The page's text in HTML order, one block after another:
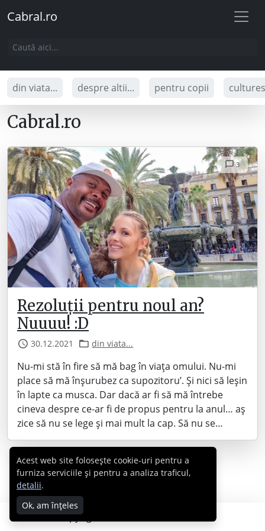
Cabral.ro
din viata... despre altii... pentru copii
Cabral.ro
3
Rezoluții pentru noul an?
Nuuuu! :D
30.12.2021 din viata...
Nu-mi stă în fire să mă bag în viața omului. Nu-mi
place să mă înșurubez ca supozitoru’. Și nici să leșin
în lapte ca musca. Dar dacă ar fi să mă întrebe
cineva despre ce-ar fi de propus pentru la anul… aș
zice să nu se lege și mai mult la cap. Să nu se…
Copyright © 2007 - 2026 Cabral.ro
Acest web site folosește cookie-uri pentru a
furniza serviciile și pentru a analiza traficul,
detalii.
Ok, am înțeles